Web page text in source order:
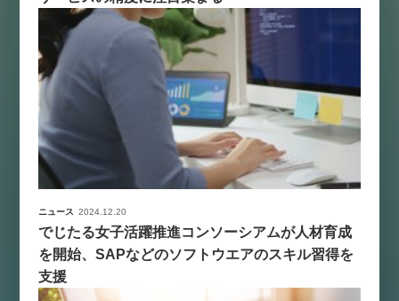
ニュース 2024.12.20
でじたる女子活躍推進コンソーシアムが人材育成
を開始、SAPなどのソフトウエアのスキル習得を
支援